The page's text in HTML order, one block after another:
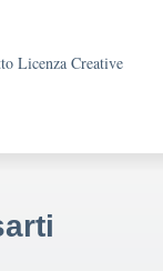
Licenza Creative